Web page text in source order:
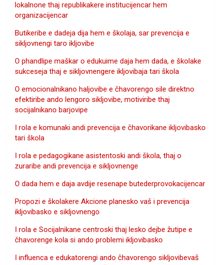
lokalnone thaj republikakere institucijencar hem
organizacijencar
Butikeribe e dadeja dija hem e školaja, sar prevencija e
sikljovnengi taro ikljovibe
O phandlipe maškar o edukuime daja hem dada, e školake
sukceseja thaj e sikljovnengere ikljovibaja tari škola
O emocionalnikano haljovibe e čhavorengo sile direktno
efektiribe ando lengoro sikljovibe, motiviribe thaj
socijalnikano barjovipe
I rola e komunaki andi prevencija e čhavorikane ikljovibasko
tari škola
I rola e pedagogikane asistentoski andi škola, thaj o
zuraribe andi prevencija e sikljovnenge
O dada hem e daja avdije resenape butederprovokacijencar
Propozi e školakere Akcione planesko vaš i prevencija
ikljovibasko e sikljovnengo
I rola e Socijalnikane centroski thaj lesko dejbe žutipe e
čhavorenge kola si ando problemi ikljovibasko
I influenca e edukatorengi ando čhavorengo sikljovibevaš